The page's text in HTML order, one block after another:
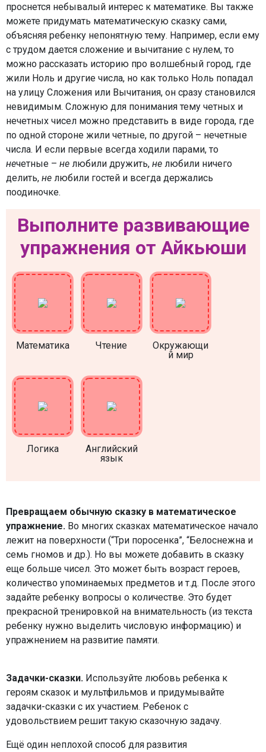
проснется небывалый интерес к математике. Вы также
можете придумать математическую сказку сами,
объясняя ребенку непонятную тему. Например, если ему
с трудом дается сложение и вычитание с нулем, то
можно рассказать историю про волшебный город, где
жили Ноль и другие числа, но как только Ноль попадал
на улицу Сложения или Вычитания, он сразу становился
невидимым. Сложную для понимания тему четных и
нечетных чисел можно представить в виде города, где
по одной стороне жили четные, по другой – нечетные
числа. И если первые всегда ходили парами, то
нечетные – не любили дружить, не любили ничего
делить, не любили гостей и всегда держались
поодиночке.
Выполните развивающие
упражнения от Айкьюши
Математика Чтение
Окружающи
й мир
Логика
Английский
язык
Превращаем обычную сказку в математическое
упражнение. Во многих сказках математическое начало
лежит на поверхности (“Три поросенка”, “Белоснежна и
семь гномов и др.). Но вы можете добавить в сказку
еще больше чисел. Это может быть возраст героев,
количество упоминаемых предметов и т.д. После этого
задайте ребенку вопросы о количестве. Это будет
прекрасной тренировкой на внимательность (из текста
ребенку нужно выделить числовую информацию) и
упражнением на развитие памяти.
Задачки-сказки. Используйте любовь ребенка к
героям сказок и мультфильмов и придумывайте
задачки-сказки с их участием. Ребенок с
удовольствием решит такую сказочную задачу.
Ещё один неплохой способ для развития